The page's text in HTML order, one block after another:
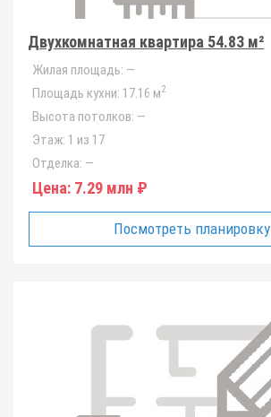
Двухкомнатная квартира 54.83 м²
Жилая площадь: —
Площадь кухни: 17.16 м2
Высота потолков: —
Этаж: 1 из 17
Отделка: —
Цена: 7.29 млн ₽
Посмотреть планировку